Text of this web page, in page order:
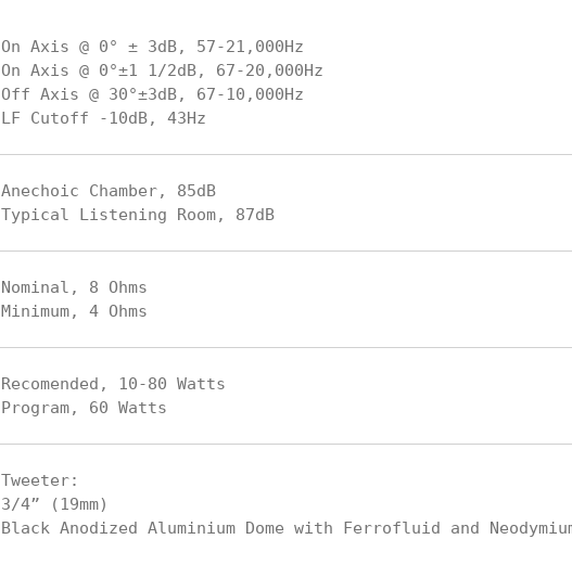
On Axis @ 0° ± 3dB, 57-21,000Hz
On Axis @ 0°±1 1/2dB, 67-20,000Hz
Off Axis @ 30°±3dB, 67-10,000Hz
Anechoic Chamber, 85dB
Typical Listening Room, 87dB
Nominal, 8 Ohms
Recomended, 10-80 Watts
Tweeter:
3/4” (19mm)
Black Anodized Aluminium Dome with Ferrofluid and